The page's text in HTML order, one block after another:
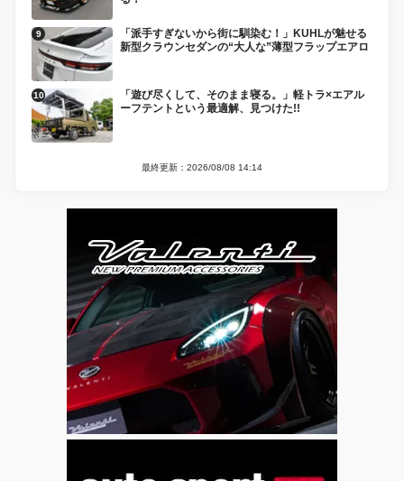
「派手すぎないから街に馴染む！」KUHLが魅せる
新型クラウンセダンの“大人な”薄型フラップエアロ
「遊び尽くして、そのまま寝る。」軽トラ×エアル
ーフテントという最適解、見つけた!!
最終更新：2026/08/08 14:14